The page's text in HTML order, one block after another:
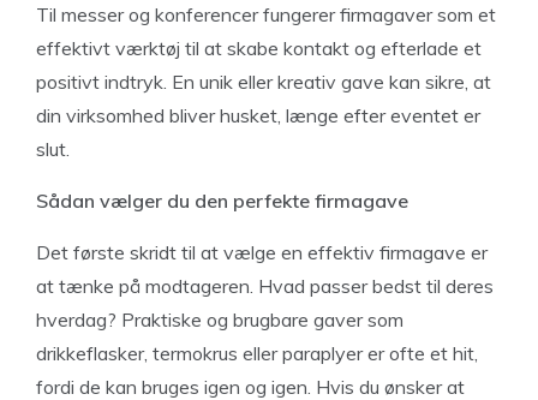
Til messer og konferencer fungerer firmagaver som et
effektivt værktøj til at skabe kontakt og efterlade et
positivt indtryk. En unik eller kreativ gave kan sikre, at
din virksomhed bliver husket, længe efter eventet er
slut.
Sådan vælger du den perfekte firmagave
Det første skridt til at vælge en effektiv firmagave er
at tænke på modtageren. Hvad passer bedst til deres
hverdag? Praktiske og brugbare gaver som
drikkeflasker, termokrus eller paraplyer er ofte et hit,
fordi de kan bruges igen og igen. Hvis du ønsker at